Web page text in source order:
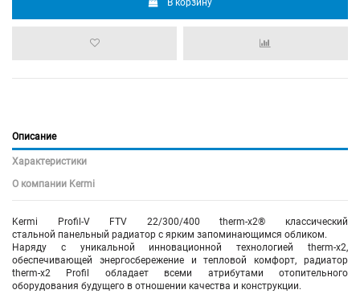
Описание
Характеристики
О компании Kermi
Kermi Profil-V FTV 22/300/400 therm-x2® классический
стальной панельный радиатор с ярким запоминающимся обликом.
Наряду с уникальной инновационной технологией therm-x2,
обеспечивающей энергосбережение и тепловой комфорт, радиатор
therm-x2 Profil обладает всеми атрибутами отопительного
оборудования будущего в отношении качества и конструкции.